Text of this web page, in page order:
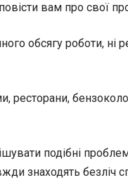
вам про свої
обсягу роботи, ні
подібні
знаходять